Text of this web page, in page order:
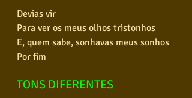
Devias vir
Para ver os meus olhos tristonhos
E, quem sabe, sonhavas meus sonhos
Por fim
TONS DIFERENTES